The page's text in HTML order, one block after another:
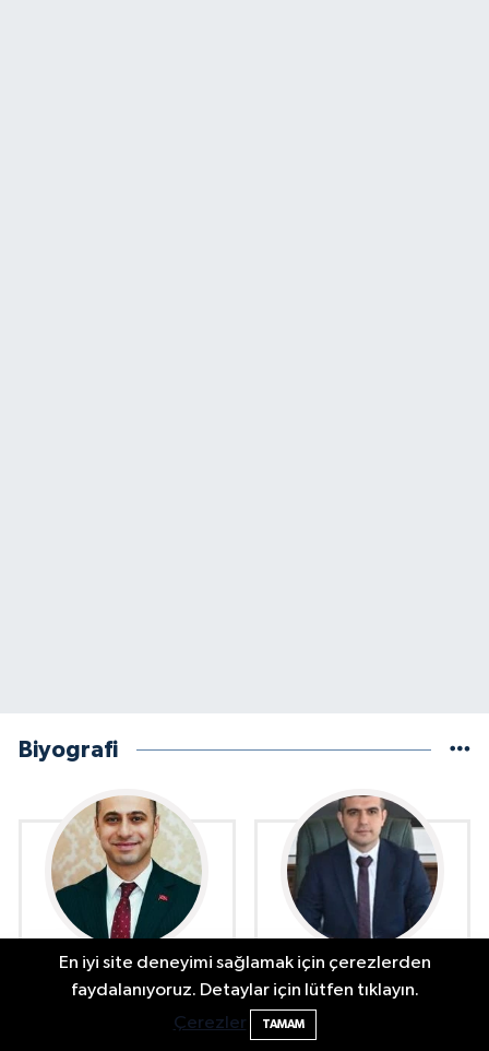
Biyografi
Ekrem Ender ERGÜN
Kimdir?
Emre YEŞİLBAŞ Kimdir?
En iyi site deneyimi sağlamak için çerezlerden
faydalanıyoruz. Detaylar için lütfen tıklayın.
Çerezler
TAMAM
Bartın'da nem oranı yüzde 100'e ulaştı